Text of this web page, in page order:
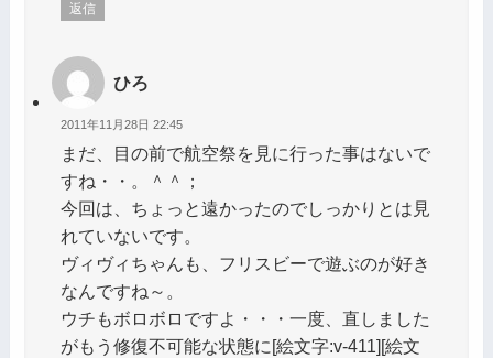
返信
ひろ
2011年11月28日 22:45
まだ、目の前で航空祭を見に行った事はないで
すね・・。＾＾；
今回は、ちょっと遠かったのでしっかりとは見
れていないです。
ヴィヴィちゃんも、フリスビーで遊ぶのが好き
なんですね～。
ウチもボロボロですよ・・・一度、直しました
がもう修復不可能な状態に[絵文字:v-411][絵文